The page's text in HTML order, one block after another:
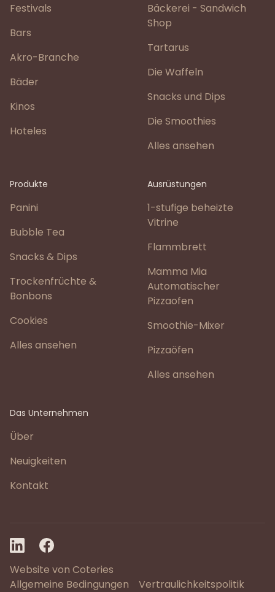
Festivals
Bars
Akro-Branche
Bäder
Kinos
Hoteles
Bäckerei - Sandwich
Shop
Tartarus
Die Waffeln
Snacks und Dips
Die Smoothies
Alles ansehen
Produkte
Panini
Bubble Tea
Snacks & Dips
Trockenfrüchte &
Bonbons
Cookies
Alles ansehen
Ausrüstungen
1-stufige beheizte
Vitrine
Flammbrett
Mamma Mia
Automatischer
Pizzaofen
Smoothie-Mixer
Pizzaöfen
Alles ansehen
Das Unternehmen
Über
Neuigkeiten
Kontakt
Allgemeine Bedingungen Vertraulichkeitspolitik
Website von Coteries